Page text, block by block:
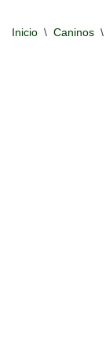
Inicio \ Caninos \